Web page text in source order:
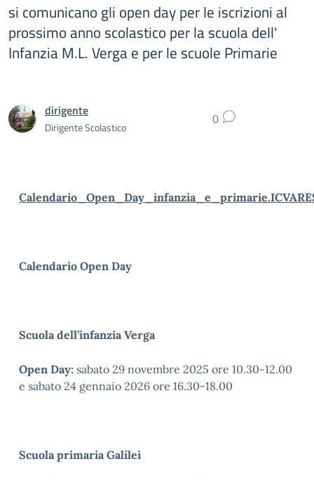
si comunicano gli open day per le iscrizioni al
prossimo anno scolastico per la scuola dell'
Infanzia M.L. Verga e per le scuole Primarie
dirigente
Dirigente Scolastico 0
Calendario Open Day
Scuola dell’infanzia Verga
Open Day: sabato 29 novembre 2025 ore 10.30-12.00
e sabato 24 gennaio 2026 ore 16.30-18.00
Scuola primaria Galilei